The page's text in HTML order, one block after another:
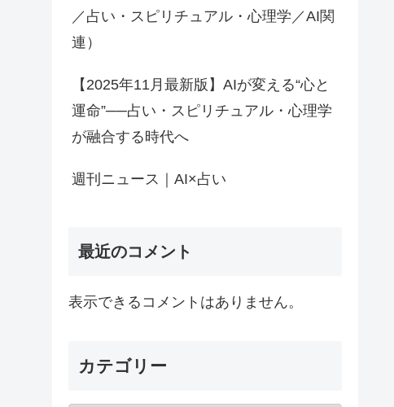
／占い・スピリチュアル・心理学／AI関
連）
【2025年11月最新版】AIが変える“心と
運命”──占い・スピリチュアル・心理学
が融合する時代へ
週刊ニュース｜AI×占い
最近のコメント
表示できるコメントはありません。
カテゴリー